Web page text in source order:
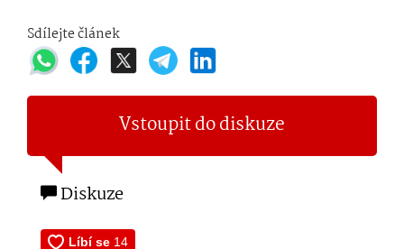
Sdílejte článek
Vstoupit do diskuze
Diskuze